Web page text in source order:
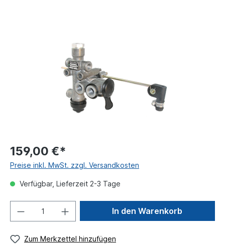
159,00 €*
Preise inkl. MwSt. zzgl. Versandkosten
Verfügbar, Lieferzeit 2-3 Tage
In den Warenkorb
Zum Merkzettel hinzufügen